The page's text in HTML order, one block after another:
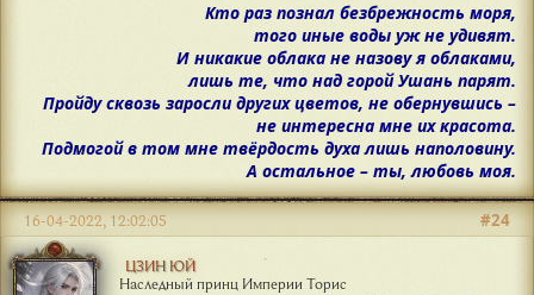
Кто раз познал безбрежность моря,
того иные воды уж не удивят.
И никакие облака не назову я облаками,
лишь те, что над горой Ушань парят.
Пройду сквозь заросли других цветов, не обернувшись –
не интересна мне их красота.
Подмогой в том мне твёрдость духа лишь наполовину.
А остальное – ты, любовь моя.
ЦЗИН ЮЙ
Наследный принц Империи Торис
#24
16-04-2022, 12:02:05